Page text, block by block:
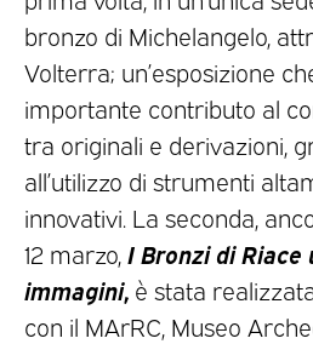
bronzo di Michelangelo,
Volterra; un’esposizione
importante contributo al
tra originali e derivazioni,
all’utilizzo di strumenti
innovativi. La seconda,
12 marzo, I Bronzi di
immagini, è stata
con il MArRC, Museo